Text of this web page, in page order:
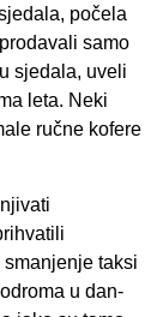
počela
samo
sjedala, uveli
leta. Neki
ručne kofere
taksi
u dan-